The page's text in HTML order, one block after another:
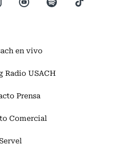
en vivo
Radio USACH
Prensa
Comercial